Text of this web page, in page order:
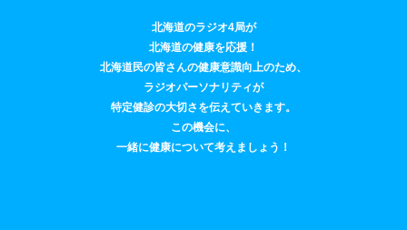
北海道のラジオ4局が
北海道の健康を応援！
北海道民の皆さんの健康意識向上のため、
ラジオパーソナリティが
特定健診の大切さを伝えていきます。
この機会に、
一緒に健康について考えましょう！